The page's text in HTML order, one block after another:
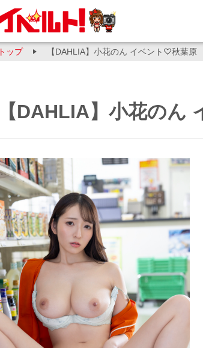
トップ 【DAHLIA】小花のん イベント♡秋葉原
【DAHLIA】小花の